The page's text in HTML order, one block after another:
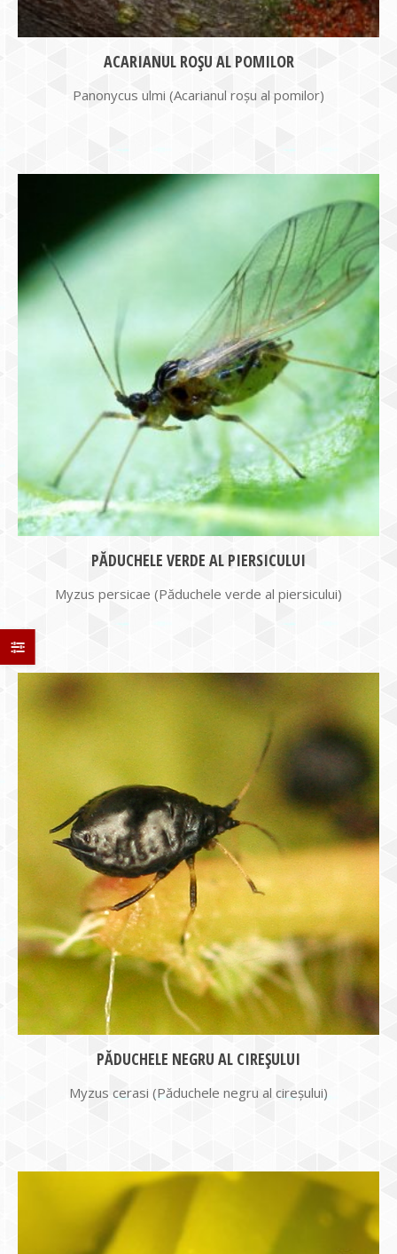
ACARIANUL ROŞU AL POMILOR
Panonycus ulmi (Acarianul roşu al pomilor)
PĂDUCHELE VERDE AL PIERSICULUI
Myzus persicae (Păduchele verde al piersicului)
PĂDUCHELE NEGRU AL CIREŞULUI
Myzus cerasi (Păduchele negru al cireşului)